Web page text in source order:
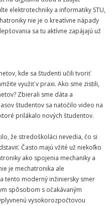
elektrotechniky a informatiky STU,
nie je o kreatívne nápady
sa tu aktívne zapájajú už
kde sa študenti učili tvoriť
využiť v praxi. Ako sme zistili,
Zbierali sme dáta a
študentov sa natočilo video na
prilákalo nových študentov.
že stredoškoláci nevedia, čo si
Často majú vžité už niekoľko
ako spojenia mechaniky a
je mechatronika ale
tento moderný inžiniersky smer
spôsobom s očakávaným
vysokorozpočtovou